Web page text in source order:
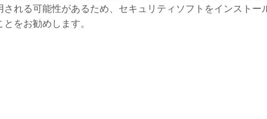
される可能性があるため、セキュリティソフトをインストー
とをお勧めします。